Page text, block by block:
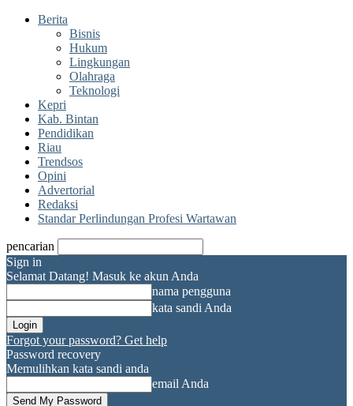
Berita
Bisnis
Hukum
Lingkungan
Olahraga
Teknologi
Kepri
Kab. Bintan
Pendidikan
Riau
Trendsos
Opini
Advertorial
Redaksi
Standar Perlindungan Profesi Wartawan
pencarian
Sign in
Selamat Datang! Masuk ke akun Anda
nama pengguna
kata sandi Anda
Forgot your password? Get help
Password recovery
Memulihkan kata sandi anda
email Anda